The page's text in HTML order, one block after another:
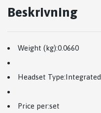
Beskrivning
Weight (kg):0.0660
Headset Type:Integrated
Price per:set